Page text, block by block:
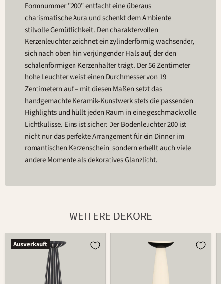
Formnummer "200" entfacht eine überaus
charismatische Aura und schenkt dem Ambiente
stilvolle Gemütlichkeit. Den charaktervollen
Kerzenleuchter zeichnet ein zylinderförmig wachsender,
sich nach oben hin verjüngender Hals auf, der den
schalenförmigen Kerzenhalter trägt. Der 56 Zentimeter
hohe Leuchter weist einen Durchmesser von 19
Zentimetern auf – mit diesen Maßen setzt das
handgemachte Keramik-Kunstwerk stets die passenden
Highlights und hüllt jeden Raum in eine geschmackvolle
Lichtkulisse. Eins ist sicher: Der Bodenleuchter 200 ist
nicht nur das perfekte Arrangement für ein Dinner im
romantischen Kerzenschein, sondern erhellt auch viele
andere Momente als dekoratives Glanzlicht.
WEITERE DEKORE
Ausverkauft
Kerzenständer
200
Kerzenständer